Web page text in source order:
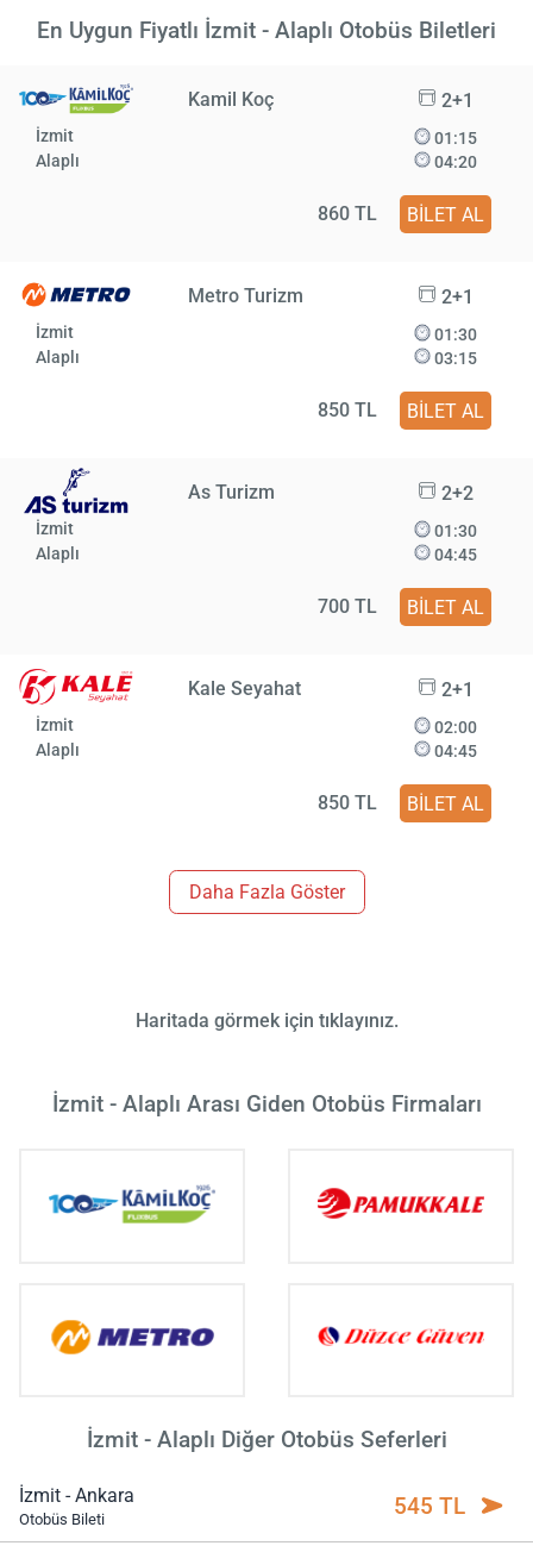
En Uygun Fiyatlı İzmit - Alaplı Otobüs Biletleri
Kamil Koç 2+1
İzmit
Alaplı
01:15
04:20
860 TL BİLET AL
Metro Turizm 2+1
İzmit
Alaplı
01:30
03:15
850 TL BİLET AL
As Turizm 2+2
İzmit
Alaplı
01:30
04:45
700 TL BİLET AL
Kale Seyahat 2+1
İzmit
Alaplı
02:00
04:45
850 TL BİLET AL
Daha Fazla Göster
Haritada görmek için tıklayınız.
İzmit - Alaplı Arası Giden Otobüs Firmaları
İzmit - Alaplı Diğer Otobüs Seferleri
İzmit - Ankara
Otobüs Bileti 545 TL